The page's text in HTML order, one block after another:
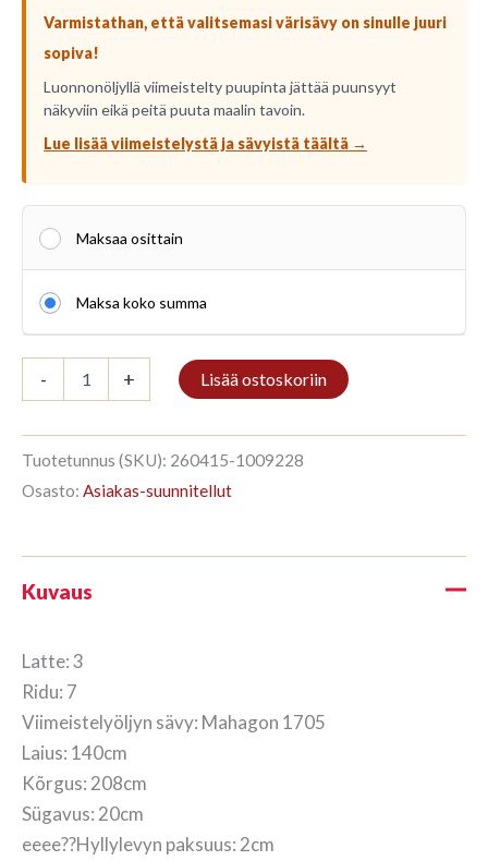
Varmistathan, että valitsemasi värisävy on sinulle juuri
sopiva!
Luonnonöljyllä viimeistelty puupinta jättää puunsyyt
näkyviin eikä peitä puuta maalin tavoin.
Lue lisää viimeistelystä ja sävyistä täältä →
Maksaa osittain
Maksa koko summa
-
3/7
Mahagon
määrä
+ Lisää ostoskoriin
Tuotetunnus (SKU): 260415-1009228
Osasto: Asiakas-suunnitellut
Kuvaus
Latte: 3
Ridu: 7
Viimeistelyöljyn sävy: Mahagon 1705
Laius: 140cm
Kõrgus: 208cm
Sügavus: 20cm
eeee??Hyllylevyn paksuus: 2cm